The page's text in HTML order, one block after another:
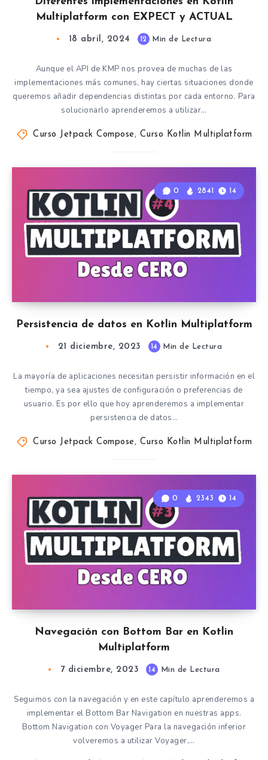
Multiplatform con EXPECT y ACTUAL
18 abril, 2024 12 Min de Lectura
Aunque el API de KMP nos provea de muchas de las
implementaciones más comunes, hay ciertas situaciones donde
queremos añadir dependencias distintas por cada entorno. Para
solucionarlo aprenderemos a utilizar…
Curso Jetpack Compose, Curso Kotlin Multiplatform
Persistencia de datos en Kotlin Multiplatform
0 2841 14
21 diciembre, 2023 14 Min de Lectura
La mayoría de aplicaciones necesitan persistir información en el
tiempo, ya sea ajustes de configuración o preferencias de
usuario. Es por ello que hoy aprenderemos a implementar
persistencia de datos…
Curso Jetpack Compose, Curso Kotlin Multiplatform
Navegación con Bottom Bar en Kotlin
Multiplatform
0 2343 14
7 diciembre, 2023 14 Min de Lectura
Seguimos con la navegación y en este capítulo aprenderemos a
implementar el Bottom Bar Navigation en nuestras apps.
Bottom Navigation con Voyager Para la navegación inferior
volveremos a utilizar Voyager,…